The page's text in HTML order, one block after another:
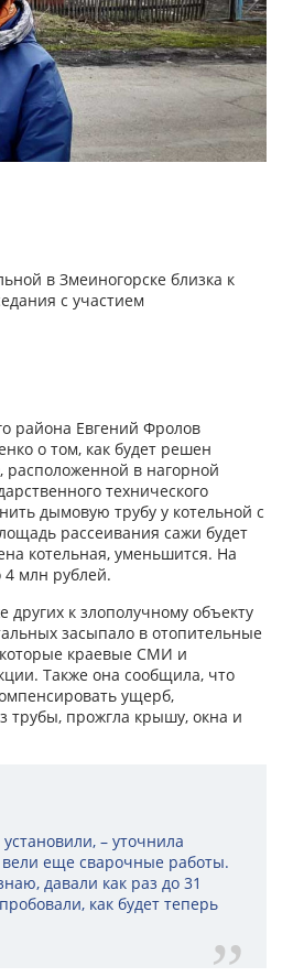
в Змеиногорске близка к
с участием
района Евгений Фролов
о том, как будет решен
в нагорной
технического
дымовую трубу у котельной с
рассеивания сажи будет
котельная, уменьшится. На
4 млн рублей.
других к злополучному объекту
засыпало в отопительные
краевые СМИ и
Также она сообщила, что
ущерб,
трубы, прожгла крышу, окна и
– уточнила
еще сварочные работы.
давали как раз до 31
как будет теперь